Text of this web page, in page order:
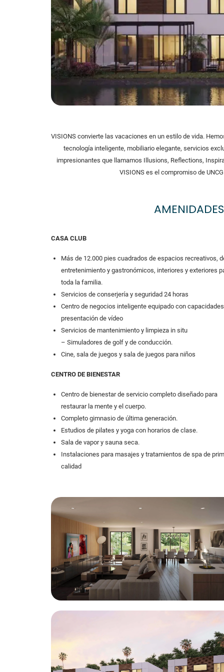
VISIONS convierte las vacaciones en un estilo de vida.
tecnología inteligente, mobiliario elegante, servicios
impresionantes que llamamos Illusions, Reflections,
VISIONS es el compromiso de
CASA CLUB
Más de 12.000 pies cuadrados de espacios recreativos,
entretenimiento y gastronómicos, interiores y exteriores
toda la familia.
Servicios de conserjería y seguridad 24 horas
Centro de negocios inteligente equipado con
presentación de vídeo
Servicios de mantenimiento y limpieza in situ
– Simuladores de golf y de conducción.
Cine, sala de juegos y sala de juegos para niños
CENTRO DE BIENESTAR
Centro de bienestar de servicio completo diseñado para
restaurar la mente y el cuerpo.
Completo gimnasio de última generación.
Estudios de pilates y yoga con horarios de clase.
Sala de vapor y sauna seca.
Instalaciones para masajes y tratamientos de spa de
calidad